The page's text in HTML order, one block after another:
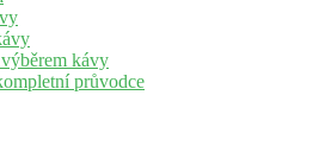
kávy
průvodce